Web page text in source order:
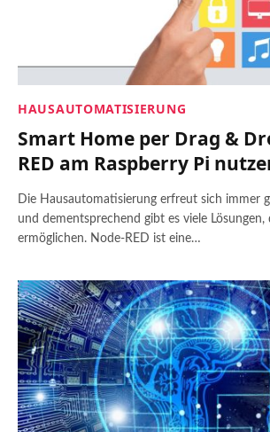
HAUSAUTOMATISIERUNG
Smart Home per Drag &
RED am Raspberry Pi
Die Hausautomatisierung erfreut sich immer
und dementsprechend gibt es viele Lösungen,
ermöglichen. Node-RED ist eine…